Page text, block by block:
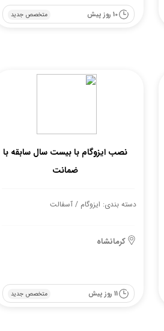
متخصص جدید 10 روز پیش
نصب ایزوگام با بیست سال سابقه با
ضمانت
دسته بندی: ایزوگام / آسفالت
کرمانشاه
متخصص جدید 11 روز پیش